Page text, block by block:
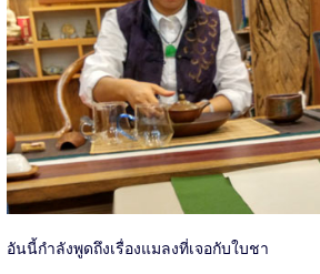
อันนี้กำลังพูดถึงเรื่องแมลงที่เจอกับใบชา